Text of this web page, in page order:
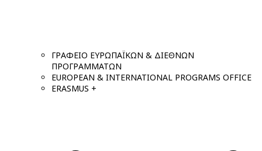
ΓΡΑΦΕΙΟ ΕΥΡΩΠΑΪΚΩΝ & ΔΙΕΘΝΩΝ
ΠΡΟΓΡΑΜΜΑΤΩΝ
EUROPEAN & INTERNATIONAL PROGRAMS OFFICE
ERASMUS +